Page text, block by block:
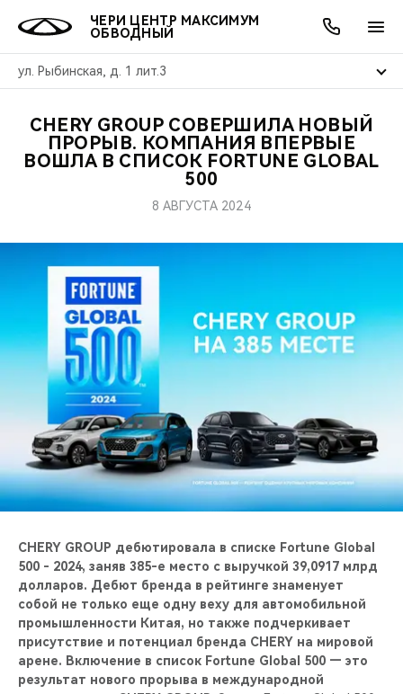
ЧЕРИ ЦЕНТР МАКСИМУМ
ОБВОДНЫЙ
ул. Рыбинская, д. 1 лит.3
МОДЕЛИ
СЕДАНЫ
НОВИНКИ
ПОКУПАТЕЛЯМ
ВЛАДЕЛЬЦАМ
ПОДДЕРЖКА
CHERY CONNECT
МИР CHERY
CHERY В СОЦСЕТЯХ
ЛЮДИ CHERY
БЛАГОТВОРИТЕЛЬНОСТЬ
CHERY REMOTE
CHERY CONNECT
CHERY И СПОРТ
НАШИ МЕРОПРИЯТИЯ
ВИДЕООБЗОРЫ
CHERY ДЛЯ ДЕТЕЙ
АКЦИИ
ОНЛАЙН СЕРВИСЫ
О КОМПАНИИ
CHERY GROUP СОВЕРШИЛА НОВЫЙ
ПРОРЫВ. КОМПАНИЯ ВПЕРВЫЕ
ВОШЛА В СПИСОК FORTUNE GLOBAL
500
8 АВГУСТА 2024
CHERY GROUP дебютировала в списке Fortune Global
500 - 2024, заняв 385-е место с выручкой 39,0917 млрд
долларов. Дебют бренда в рейтинге знаменует
собой не только еще одну веху для автомобильной
промышленности Китая, но также подчеркивает
присутствие и потенциал бренда CHERY на мировой
арене. Включение в список Fortune Global 500 — это
результат нового прорыва в международной